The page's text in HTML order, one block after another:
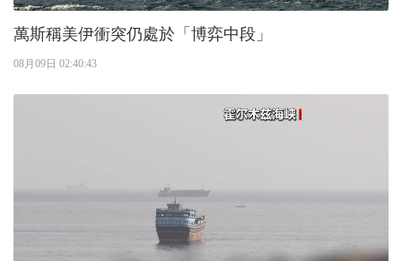
萬斯稱美伊衝突仍處於「博弈中段」
08月09日 02:40:43